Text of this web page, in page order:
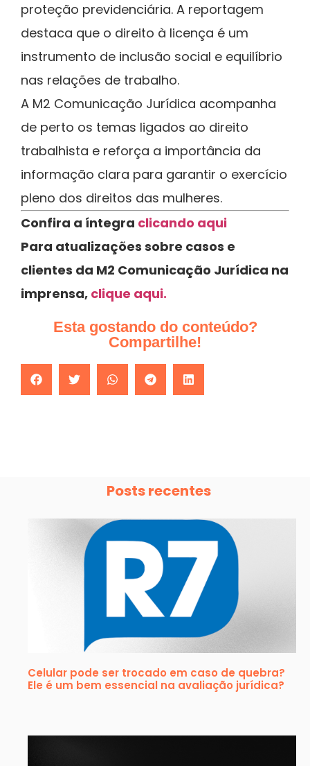
proteção previdenciária. A reportagem
destaca que o direito à licença é um
instrumento de inclusão social e equilíbrio
nas relações de trabalho.
A M2 Comunicação Jurídica acompanha
de perto os temas ligados ao direito
trabalhista e reforça a importância da
informação clara para garantir o exercício
pleno dos direitos das mulheres.
Confira a íntegra clicando aqui
Para atualizações sobre casos e
clientes da M2 Comunicação Jurídica na
imprensa, clique aqui.
Esta gostando do conteúdo?
Compartilhe!
Posts recentes
Celular pode ser trocado em caso de quebra?
Ele é um bem essencial na avaliação jurídica?